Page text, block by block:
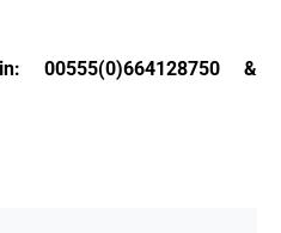
00555(0)664128750 &